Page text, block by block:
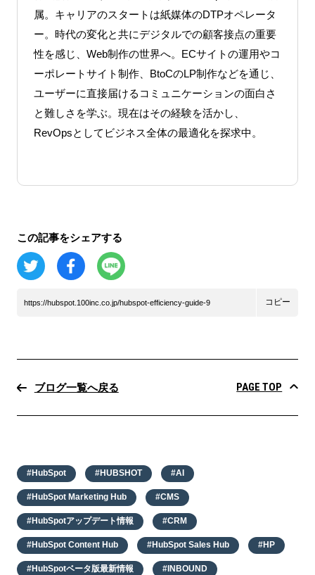
属。キャリアのスタートは紙媒体のDTPオペレータ
ー。時代の変化と共にデジタルでの顧客接点の重要
性を感じ、Web制作の世界へ。ECサイトの運用やコ
ーポレートサイト制作、BtoCのLP制作などを通じ、
ユーザーに直接届けるコミュニケーションの面白さ
と難しさを学ぶ。現在はその経験を活かし、
RevOpsとしてビジネス全体の最適化を探求中。
この記事をシェアする
https://hubspot.100inc.co.jp/hubspot-efficiency-guide-9 コピー
ブログ一覧へ戻る PAGE TOP
#HubSpot #HUBSHOT #AI
#HubSpot Marketing Hub #CMS
#HubSpotアップデート情報 #CRM
#HubSpot Content Hub #HubSpot Sales Hub #HP
#HubSpotベータ版最新情報 #INBOUND